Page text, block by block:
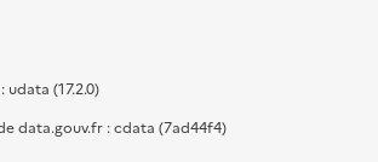
(17.2.0)
data.gouv.fr : cdata (7ad44f4)